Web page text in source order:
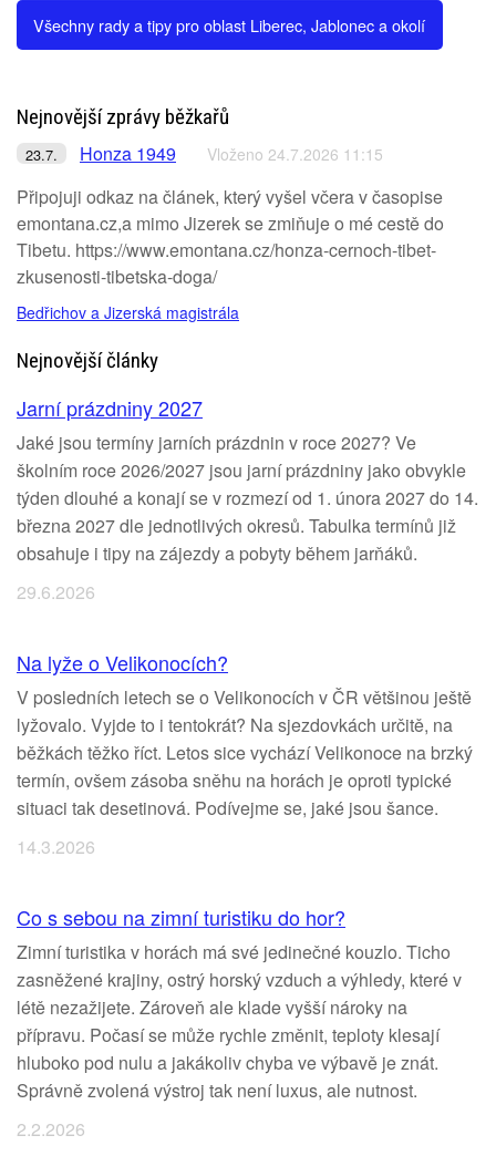
Všechny rady a tipy pro oblast Liberec, Jablonec a okolí
Nejnovější zprávy běžkařů
23.7. Honza 1949 Vloženo 24.7.2026 11:15
Připojuji odkaz na článek, který vyšel včera v časopise
emontana.cz,a mimo Jizerek se zmiňuje o mé cestě do
Tibetu. https://www.emontana.cz/honza-cernoch-tibet-
zkusenosti-tibetska-doga/
Bedřichov a Jizerská magistrála
Nejnovější články
Jarní prázdniny 2027
Jaké jsou termíny jarních prázdnin v roce 2027? Ve
školním roce 2026/2027 jsou jarní prázdniny jako obvykle
týden dlouhé a konají se v rozmezí od 1. února 2027 do 14.
března 2027 dle jednotlivých okresů. Tabulka termínů již
obsahuje i tipy na zájezdy a pobyty během jarňáků.
29.6.2026
Na lyže o Velikonocích?
V posledních letech se o Velikonocích v ČR většinou ještě
lyžovalo. Vyjde to i tentokrát? Na sjezdovkách určitě, na
běžkách těžko říct. Letos sice vychází Velikonoce na brzký
termín, ovšem zásoba sněhu na horách je oproti typické
situaci tak desetinová. Podívejme se, jaké jsou šance.
14.3.2026
Co s sebou na zimní turistiku do hor?
Zimní turistika v horách má své jedinečné kouzlo. Ticho
zasněžené krajiny, ostrý horský vzduch a výhledy, které v
létě nezažijete. Zároveň ale klade vyšší nároky na
přípravu. Počasí se může rychle změnit, teploty klesají
hluboko pod nulu a jakákoliv chyba ve výbavě je znát.
Správně zvolená výstroj tak není luxus, ale nutnost.
2.2.2026